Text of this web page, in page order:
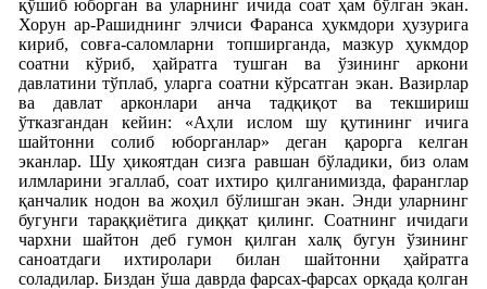
қўшиб юборган ва уларнинг ичида соат ҳам бўлган экан.
Хорун ар-Рашиднинг элчиси Фаранса ҳукмдори ҳузурига
кириб, совға-саломларни топширганда, мазкур ҳукмдор
соатни кўриб, ҳайратга тушган ва ўзининг аркони
давлатини тўплаб, уларга соатни кўрсатган экан. Вазирлар
ва давлат арконлари анча тадқиқот ва текшириш
ўтказгандан кейин: «Аҳли ислом шу қутининг ичига
шайтонни солиб юборганлар» деган қарорга келган
эканлар. Шу ҳикоятдан сизга равшан бўладики, биз олам
илмларини эгаллаб, соат ихтиро қилганимизда, фаранглар
қанчалик нодон ва жоҳил бўлишган экан. Энди уларнинг
бугунги тараққиётига диққат қилинг. Соатнинг ичидаги
чархни шайтон деб гумон қилган халқ бугун ўзининг
саноатдаги ихтиролари билан шайтонни ҳайратга
соладилар. Биздан ўша даврда фарсах-фарсах орқада қолган